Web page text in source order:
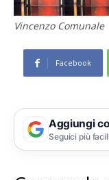
Vincenzo Comunale
Facebook
Aggiungi
Seguici più